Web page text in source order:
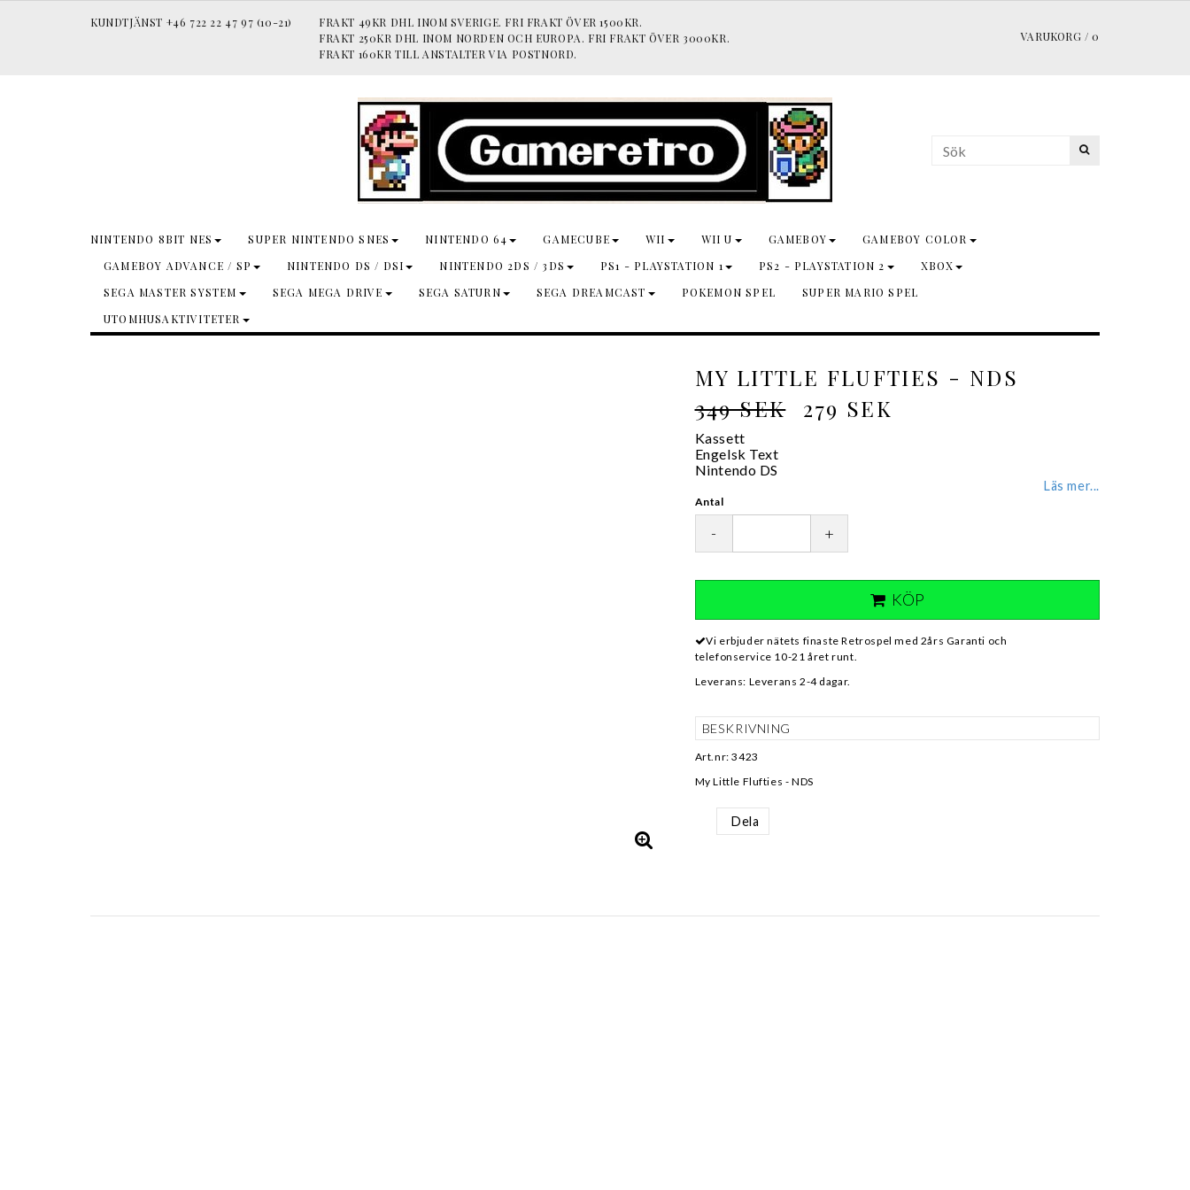
KUNDTJÄNST +46 722 22 47 97 (10-21)
FRAKT 49KR DHL INOM SVERIGE. FRI FRAKT ÖVER 1500KR.
FRAKT 250KR DHL INOM NORDEN OCH EUROPA. FRI FRAKT ÖVER 3000KR.
FRAKT 160KR TILL ANSTALTER VIA POSTNORD.
VARUKORG / 0
NINTENDO 8BIT NES SUPER NINTENDO SNES NINTENDO 64 GAMECUBE WII WII U GAMEBOY
GAMEBOY COLOR
GAMEBOY ADVANCE / SP
NINTENDO DS / DSI NINTENDO 2DS / 3DS PS1 - PLAYSTATION 1 PS2 - PLAYSTATION 2
XBOX
SEGA MASTER SYSTEM
SEGA MEGA DRIVE SEGA SATURN SEGA DREAMCAST POKEMON SPEL
SUPER MARIO SPEL
UTOMHUSAKTIVITETER
MY LITTLE FLUFTIES - NDS
349 SEK
279 SEK
Kassett
Engelsk Text
Nintendo DS
Läs mer...
Antal
- +
KÖP
Vi erbjuder nätets finaste Retrospel med 2års Garanti och
telefonservice 10-21 året runt.
Leverans: Leverans 2-4 dagar.
BESKRIVNING
Art.nr: 3423
My Little Flufties - NDS
Dela